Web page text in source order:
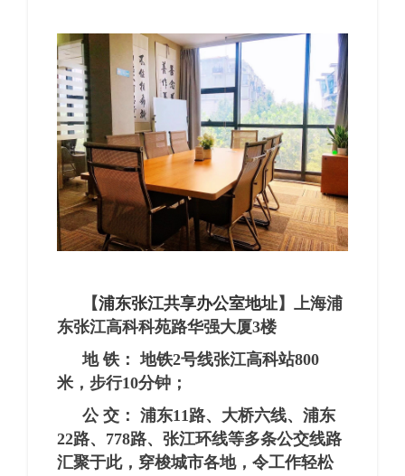
【浦东张江共享办公室地址】上海浦
东张江高科科苑路华强大厦3楼
地 铁： 地铁2号线张江高科站800
米，步行10分钟；
公 交： 浦东11路、大桥六线、浦东
22路、778路、张江环线等多条公交线路
汇聚于此，穿梭城市各地，令工作轻松